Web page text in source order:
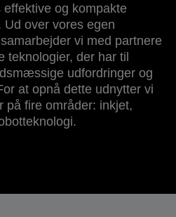
og kompakte
over vores egen
vi med partnere
teknologier, der har til
udfordringer og
at opnå dette udnytter vi
på fire områder: inkjet,